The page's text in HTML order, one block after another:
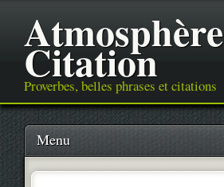
Atmosphère
Citation
Proverbes, belles phrases et citations
Main menu
Skip
content
Menu